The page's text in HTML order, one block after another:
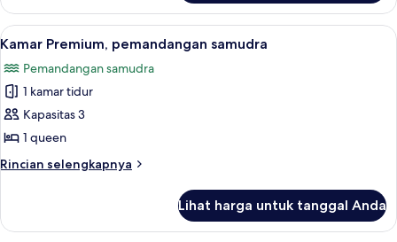
Kamar
Double
Superior,
samudra
Lihat
semua
foto
untuk
Kamar
Premium,
pemandangan
samudra
10
Kamar Premium, pemandangan samudra
Pemandangan samudra
1 kamar tidur
Kapasitas 3
1 queen
Rincian selengkapnya
Rincian
Kamar
Lihat harga untuk tanggal Anda